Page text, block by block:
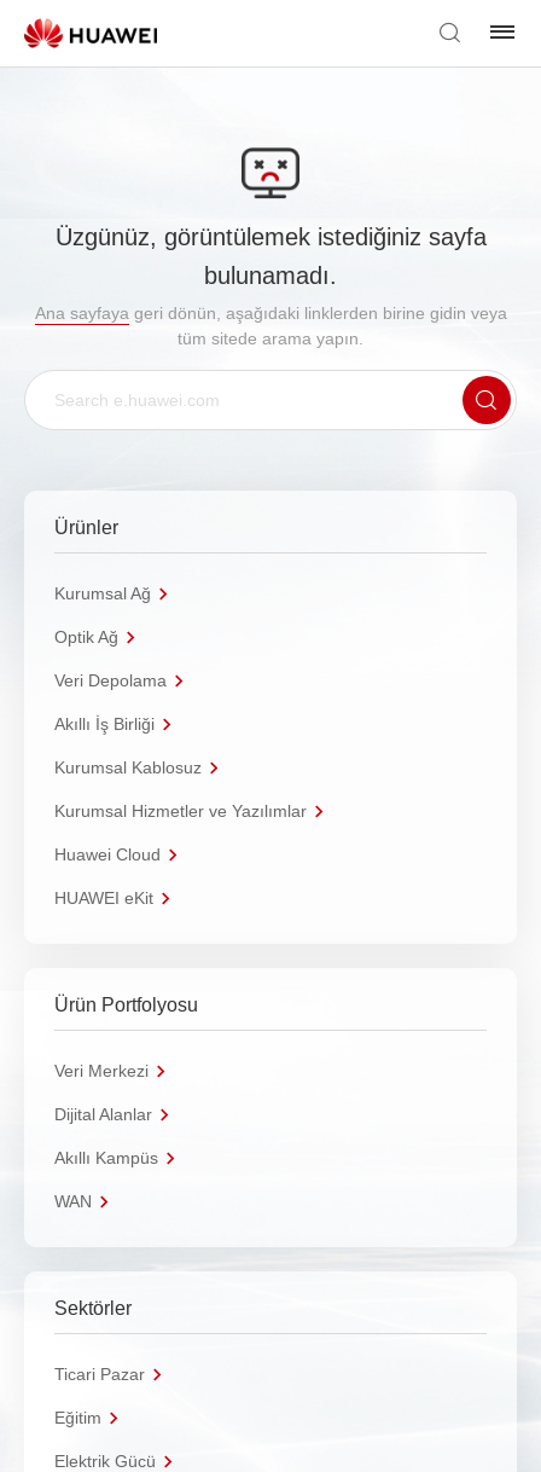
Üzgünüz, görüntülemek istediğiniz sayfa
bulunamadı.
Ana sayfaya geri dönün, aşağıdaki linklerden birine gidin veya
tüm sitede arama yapın.
Ürünler
Kurumsal Ağ
Optik Ağ
Veri Depolama
Akıllı İş Birliği
Kurumsal Kablosuz
Kurumsal Hizmetler ve Yazılımlar
Huawei Cloud
HUAWEI eKit
Ürün Portfolyosu
Veri Merkezi
Dijital Alanlar
Akıllı Kampüs
WAN
Sektörler
Ticari Pazar
Eğitim
Elektrik Gücü